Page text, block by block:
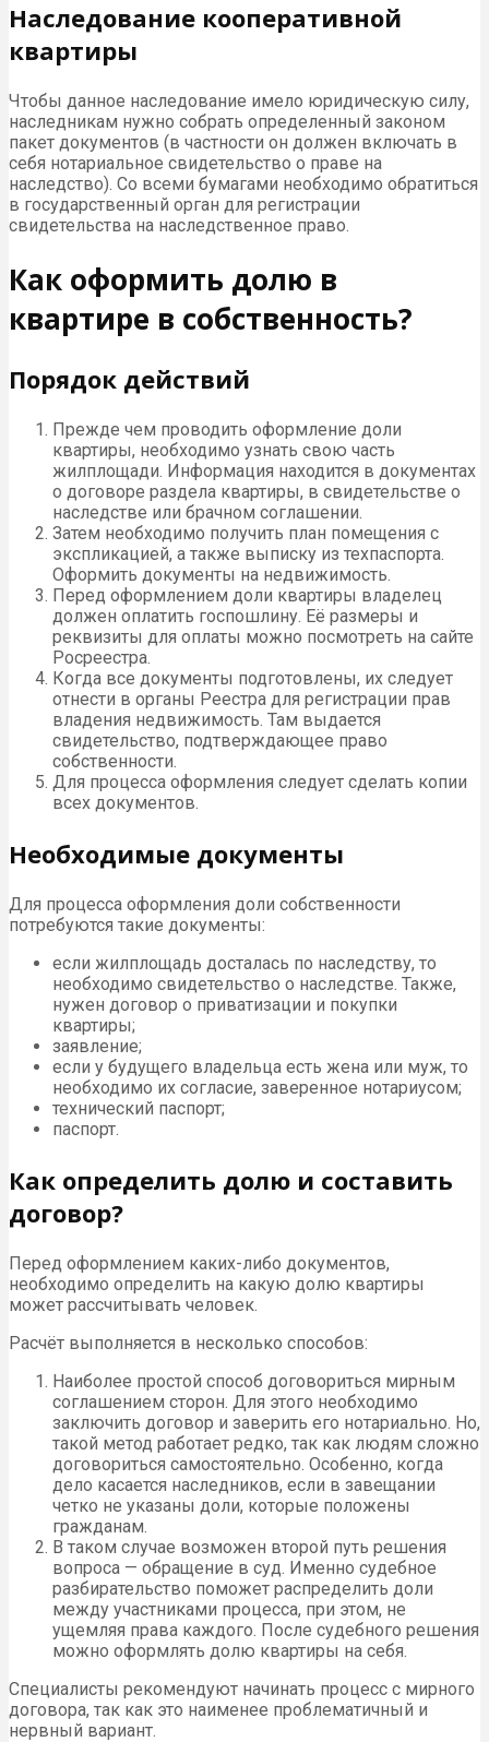
Наследование кооперативной
квартиры
Чтобы данное наследование имело юридическую силу,
наследникам нужно собрать определенный законом
пакет документов (в частности он должен включать в
себя нотариальное свидетельство о праве на
наследство). Со всеми бумагами необходимо обратиться
в государственный орган для регистрации
свидетельства на наследственное право.
Как оформить долю в
квартире в собственность?
Порядок действий
Прежде чем проводить оформление доли
квартиры, необходимо узнать свою часть
жилплощади. Информация находится в документах
о договоре раздела квартиры, в свидетельстве о
наследстве или брачном соглашении.
Затем необходимо получить план помещения с
экспликацией, а также выписку из техпаспорта.
Оформить документы на недвижимость.
Перед оформлением доли квартиры владелец
должен оплатить госпошлину. Её размеры и
реквизиты для оплаты можно посмотреть на сайте
Росреестра.
Когда все документы подготовлены, их следует
отнести в органы Реестра для регистрации прав
владения недвижимость. Там выдается
свидетельство, подтверждающее право
собственности.
Для процесса оформления следует сделать копии
всех документов.
Необходимые документы
Для процесса оформления доли собственности
потребуются такие документы:
если жилплощадь досталась по наследству, то
необходимо свидетельство о наследстве. Также,
нужен договор о приватизации и покупки
квартиры;
заявление;
если у будущего владельца есть жена или муж, то
необходимо их согласие, заверенное нотариусом;
технический паспорт;
паспорт.
Как определить долю и составить
договор?
Перед оформлением каких-либо документов,
необходимо определить на какую долю квартиры
может рассчитывать человек.
Расчёт выполняется в несколько способов:
Наиболее простой способ договориться мирным
соглашением сторон. Для этого необходимо
заключить договор и заверить его нотариально. Но,
такой метод работает редко, так как людям сложно
договориться самостоятельно. Особенно, когда
дело касается наследников, если в завещании
четко не указаны доли, которые положены
гражданам.
В таком случае возможен второй путь решения
вопроса — обращение в суд. Именно судебное
разбирательство поможет распределить доли
между участниками процесса, при этом, не
ущемляя права каждого. После судебного решения
можно оформлять долю квартиры на себя.
Специалисты рекомендуют начинать процесс с мирного
договора, так как это наименее проблематичный и
нервный вариант.